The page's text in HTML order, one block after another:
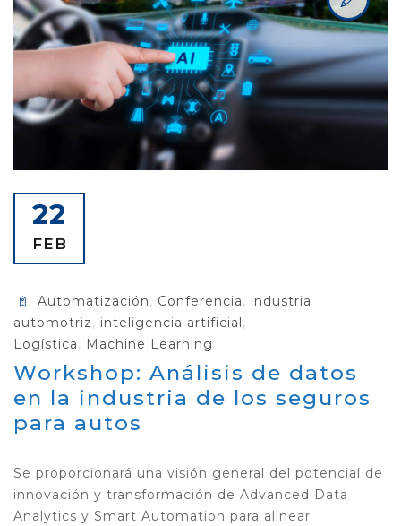
22
FEB
Automatización, Conferencia, industria
automotriz, inteligencia artificial,
Logística, Machine Learning
Workshop: Análisis de datos
en la industria de los seguros
para autos
Se proporcionará una visión general del potencial de
innovación y transformación de Advanced Data
Analytics y Smart Automation para alinear